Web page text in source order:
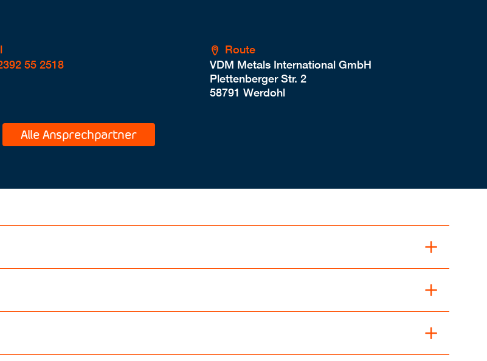
Route
VDM Metals International GmbH
Plettenberger Str. 2
58791 Werdohl
55 2518
Alle Ansprechpartner